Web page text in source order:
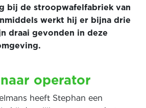
bij de stroopwafelfabriek van
werkt hij er bijna drie
draai gevonden in deze
operator
heeft Stephan een